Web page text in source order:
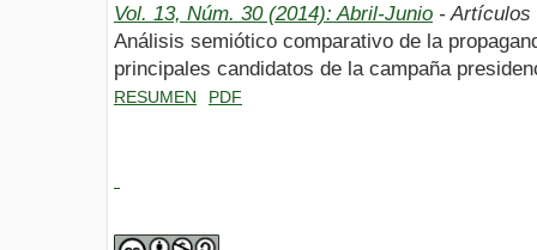
Vol. 13, Núm. 30 (2014): Abril-Junio - Artículos
Análisis semiótico comparativo de la
principales candidatos de la campaña
RESUMEN PDF